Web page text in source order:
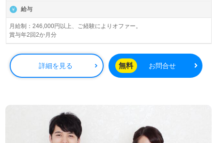
ム、保育/学童領域で事業展開されています。業界トップク
供。資格支援制度や教育研修プログラムも充実。『入社し
てよかった！』のお声も届く企業様です。
◎介護業界で天職みつける！『これからのキャリアが楽し
みになる』あなたのキャリアを描いてみませんか◎
看護助手や介護職経験のある方はもちろん、これから介護
『介護業界で頑張ってきて良かったと思えた』『新たな目
標ができた』と嬉しいお声も。それぞれの成長に合った資
格支援制度や教育研修プログラム充実もおすすめポイン
給与
月給制：246,000円以上、ご経験によりオファー。
賞与年2回2か月分
詳細を見る 無料 お問合せ